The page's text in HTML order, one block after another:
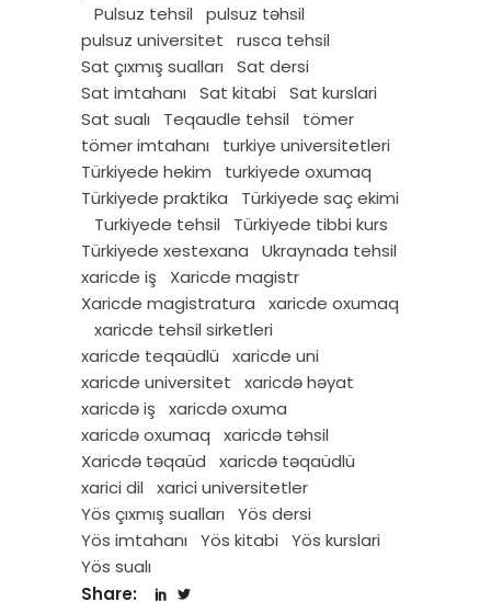
Pulsuz tehsil
pulsuz təhsil
pulsuz universitet
rusca tehsil
Sat çıxmış sualları
Sat dersi
Sat imtahanı
Sat kitabi
Sat kurslari
Sat sualı
Teqaudle tehsil
tömer
tömer imtahanı
turkiye universitetleri
Türkiyede hekim
turkiyede oxumaq
Türkiyede praktika
Türkiyede saç ekimi
Turkiyede tehsil
Türkiyede tibbi kurs
Türkiyede xestexana
Ukraynada tehsil
xaricde iş
Xaricde magistr
Xaricde magistratura
xaricde oxumaq
xaricde tehsil sirketleri
xaricde teqaüdlü
xaricde uni
xaricde universitet
xaricdə həyat
xaricdə iş
xaricdə oxuma
xaricdə oxumaq
xaricdə təhsil
Xaricdə təqaüd
xaricdə təqaüdlü
xarici dil
xarici universitetler
Yös çıxmış sualları
Yös dersi
Yös imtahanı
Yös kitabi
Yös kurslari
Yös sualı
Share: